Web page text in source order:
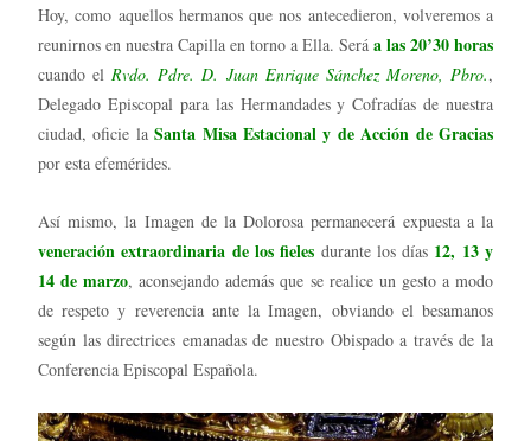
Hoy, como aquellos hermanos que nos antecedieron, volveremos a
reunirnos en nuestra Capilla en torno a Ella. Será a las 20’30 horas
cuando elRvdo. Pdre. D. Juan Enrique Sánchez Moreno, Pbro.,
Delegado Episcopal para las Hermandades y Cofradías de nuestra
ciudad, oficie laSanta Misa Estacional y de Acción de Gracias
por esta efemérides.
Así mismo, la Imagen de la Dolorosa permanecerá expuesta a la
veneración extraordinaria de los fieles durante los días 12, 13 y
14 de marzo, aconsejando además que se realice un gesto a modo
de respeto y reverencia ante la Imagen, obviando el besamanos
según las directrices emanadas de nuestro Obispado a través de la
Conferencia Episcopal Española.